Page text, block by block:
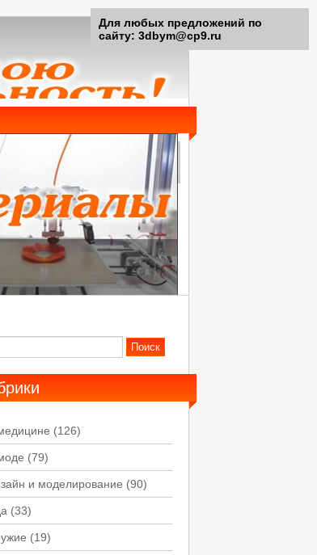
(126)
(79)
и моделирование (90)
(33)
(19)
Для любых предложений по
сайту: 3dbym@cp9.ru